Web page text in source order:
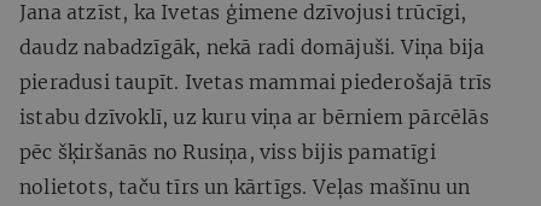
Jana atzīst, ka Ivetas ģimene dzīvojusi trūcīgi,
daudz nabadzīgāk, nekā radi domājuši. Viņa bija
pieradusi taupīt. Ivetas mammai piederošajā trīs
istabu dzīvoklī, uz kuru viņa ar bērniem pārcēlās
pēc šķiršanās no Rusiņa, viss bijis pamatīgi
nolietots, taču tīrs un kārtīgs. Veļas mašīnu un